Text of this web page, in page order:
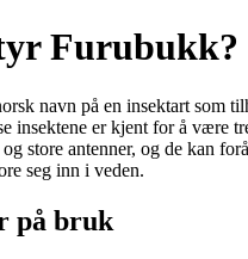
Furubukk?
navn på en insektart som
insektene er kjent for å være
store antenner, og de kan
seg inn i veden.
på bruk